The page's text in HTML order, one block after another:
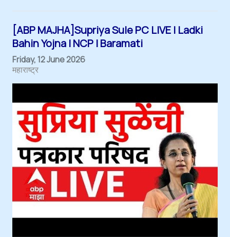
[ABP MAJHA]Supriya Sule PC LIVE | Ladki
Bahin Yojna | NCP | Baramati
Friday, 12 June 2026
महाराष्ट्र